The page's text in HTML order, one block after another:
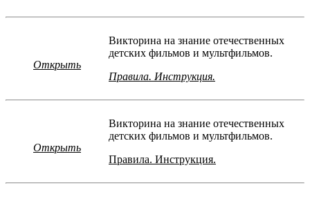
Открыть
Викторина на знание отечественных
детских фильмов и мультфильмов.
Правила. Инструкция.
Открыть
Викторина на знание отечественных
детских фильмов и мультфильмов.
Правила. Инструкция.